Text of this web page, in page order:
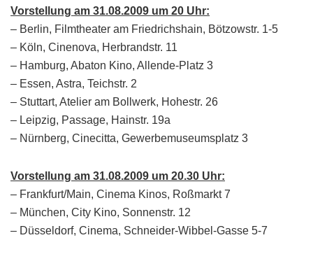
Vorstellung am 31.08.2009 um 20 Uhr:
– Berlin, Filmtheater am Friedrichshain, Bötzowstr. 1-5
– Köln, Cinenova, Herbrandstr. 11
– Hamburg, Abaton Kino, Allende-Platz 3
– Essen, Astra, Teichstr. 2
– Stuttart, Atelier am Bollwerk, Hohestr. 26
– Leipzig, Passage, Hainstr. 19a
– Nürnberg, Cinecitta, Gewerbemuseumsplatz 3
Vorstellung am 31.08.2009 um 20.30 Uhr:
– Frankfurt/Main, Cinema Kinos, Roßmarkt 7
– München, City Kino, Sonnenstr. 12
– Düsseldorf, Cinema, Schneider-Wibbel-Gasse 5-7